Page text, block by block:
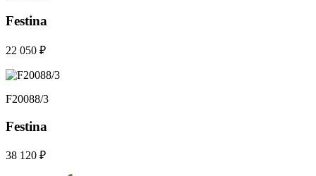
Festina
22 050 ₽
F20088/3
Festina
38 120 ₽